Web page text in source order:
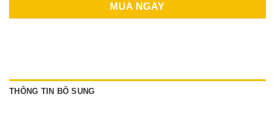
MUA NGAY
THÔNG TIN BỔ SUNG